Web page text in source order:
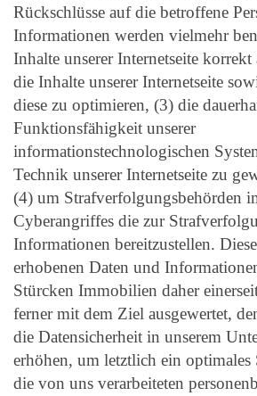
Rückschlüsse auf die betroffene
Informationen werden vielmehr
Inhalte unserer Internetseite
die Inhalte unserer Internetseite
diese zu optimieren, (3) die
Funktionsfähigkeit unserer
informationstechnologischen
Technik unserer Internetseite zu
(4) um Strafverfolgungsbehörden
Cyberangriffes die zur
Informationen bereitzustellen.
erhobenen Daten und
Stürcken Immobilien daher
ferner mit dem Ziel ausgewertet,
die Datensicherheit in unserem
erhöhen, um letztlich ein
die von uns verarbeiteten